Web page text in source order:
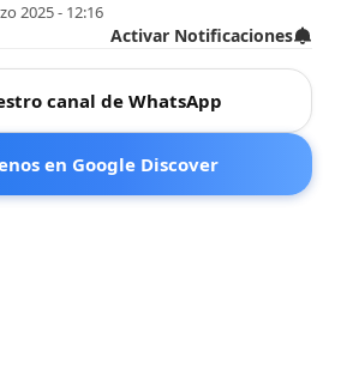
2025 - 12:16
Activar Notificaciones
canal de WhatsApp
en Google Discover